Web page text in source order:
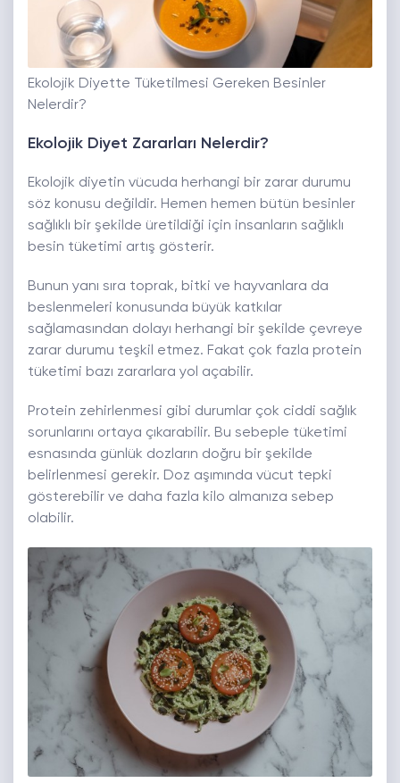
Ekolojik Diyette Tüketilmesi Gereken Besinler
Nelerdir?
Ekolojik Diyet Zararları Nelerdir?
Ekolojik diyetin vücuda herhangi bir zarar durumu
söz konusu değildir. Hemen hemen bütün besinler
sağlıklı bir şekilde üretildiği için insanların sağlıklı
besin tüketimi artış gösterir.
Bunun yanı sıra toprak, bitki ve hayvanlara da
beslenmeleri konusunda büyük katkılar
sağlamasından dolayı herhangi bir şekilde çevreye
zarar durumu teşkil etmez. Fakat çok fazla protein
tüketimi bazı zararlara yol açabilir.
Protein zehirlenmesi gibi durumlar çok ciddi sağlık
sorunlarını ortaya çıkarabilir. Bu sebeple tüketimi
esnasında günlük dozların doğru bir şekilde
belirlenmesi gerekir. Doz aşımında vücut tepki
gösterebilir ve daha fazla kilo almanıza sebep
olabilir.